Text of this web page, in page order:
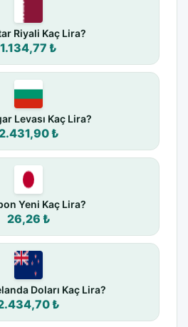
Riyali Kaç Lira?
1.134,77 ₺
Levası Kaç Lira?
₺
Yeni Kaç Lira?
26,26 ₺
Doları Kaç Lira?
₺